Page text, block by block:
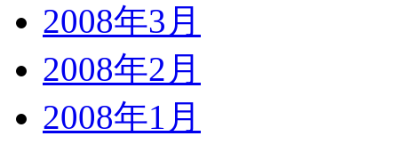
2008年3月
2008年2月
2008年1月